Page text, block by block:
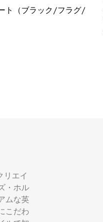
ト（ブラック/フラグ/
リエイ
・ホル
ムな英
こだわ